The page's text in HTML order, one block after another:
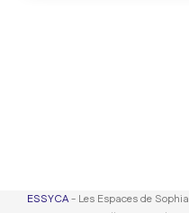
ESSYCA- Les Espaces de